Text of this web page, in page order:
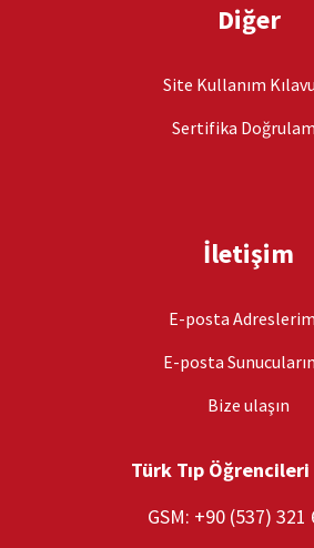
Diğer
Site Kullanım
Sertifika
İletişim
E-posta
E-posta
Bize ulaşın
Türk Tıp
GSM: +90 (537) 321